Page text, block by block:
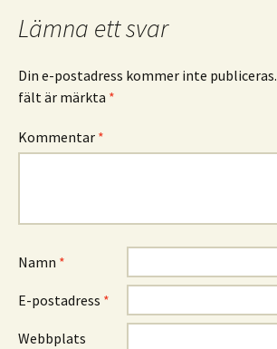
Lämna ett svar
Din e-postadress kommer inte publiceras.
fält är märkta *
Kommentar *
Namn *
E-postadress *
Webbplats